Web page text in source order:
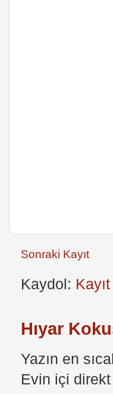
Sonraki Kayıt
Kaydol:
Hıyar
Yazın en
Evin içi direkt